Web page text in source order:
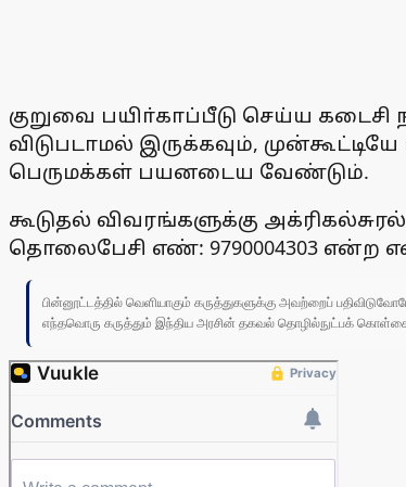
குறுவை பயிா்காப்பீடு செய்ய
விடுபடாமல் இருக்கவும்,
பெருமக்கள் பயனடைய வேண்டும்.
கூடுதல் விவரங்களுக்கு
தொலைபேசி எண்: 9790004303
பின்னூட்டத்தில் வெளியாகும் கருத்துகளுக்கு அவற்றைப்
எந்தவொரு கருத்தும் இந்திய அரசின் தகவல் தொழில்நுட்பக்